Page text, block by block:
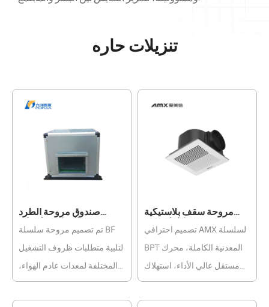
تنزيلات حاره
صندوق مروحة الطرد
تم تصميم مروحة سلسلة BF
لتلبية متطلبات ظروف التشغيل
المختلفة لمعدات عادم الهواء،
والتي يمكنها تنظيم تدفق الهواء
وفقًا للتغيرات الموسمية و
مروحة سقف بلاستيكية
تصميم احترافي AMX لسلسلة
BPT المعدنية الكاملة، محرك
مستقل عالي الأداء، استهلاك
منخفض للطاقة، عمر خدمة
طويل، دافعة كبيرة مصنوعة